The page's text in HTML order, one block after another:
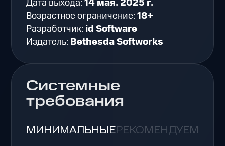
Дата выхода:14 мая. 2025 г.
Возрастное ограничение:18+
Разработчик: id Software
Издатель: Bethesda Softworks
Системные
требования
МИНИМАЛЬНЫЕРЕКОМЕНДУЕМЫЕ